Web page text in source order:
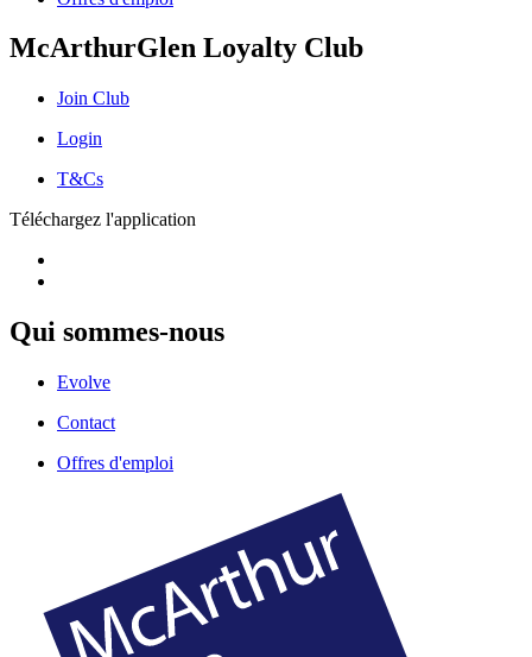
McArthurGlen Loyalty Club
Join Club
Login
T&Cs
Téléchargez l'application
Qui sommes-nous
Evolve
Contact
Offres d'emploi